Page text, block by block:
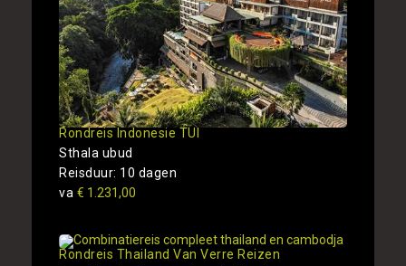
Rondreis Indonesie TUI
Sthala ubud
Reisduur: 10 dagen
va € 1.231,00
Rondreis Thailand Van Verre Reizen